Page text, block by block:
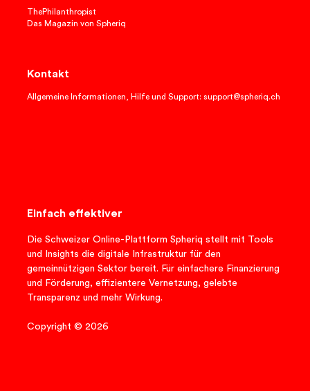
ThePhilanthropist
Das Magazin von Spheriq
Kontakt
Allgemeine Informationen, Hilfe und Support: support@spheriq.ch
Einfach effektiver
Die Schweizer Online-Plattform Spheriq stellt mit Tools
und Insights die digitale Infrastruktur für den
gemeinnützigen Sektor bereit. Für einfachere Finanzierung
und Förderung, effizientere Vernetzung, gelebte
Transparenz und mehr Wirkung.
Copyright © 2026